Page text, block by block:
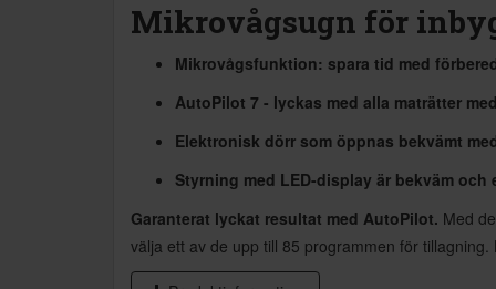
Mikrovågsugn för
Mikrovågsfunktion: spara tid med
AutoPilot 7 - lyckas med alla maträtter
Elektronisk dörr som öppnas bekvämt
Styrning med LED-display är bekväm
Garanterat lyckat resultat med AutoPilot. Med
välja ett av de upp till 85 programmen för